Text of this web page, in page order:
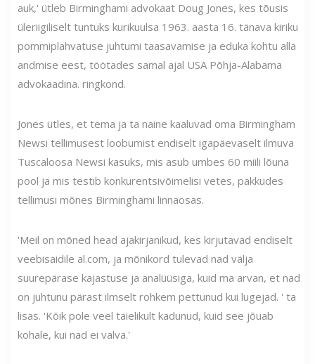
auk,' ütleb Birminghami advokaat Doug Jones, kes tõusis
üleriigiliselt tuntuks kurikuulsa 1963. aasta 16. tänava kiriku
pommiplahvatuse juhtumi taasavamise ja eduka kohtu alla
andmise eest, töötades samal ajal USA Põhja-Alabama
advokaadina. ringkond.
Jones ütles, et tema ja ta naine kaaluvad oma Birmingham
Newsi tellimusest loobumist endiselt igapäevaselt ilmuva
Tuscaloosa Newsi kasuks, mis asub umbes 60 miili lõuna
pool ja mis testib konkurentsivõimelisi vetes, pakkudes
tellimusi mõnes Birminghami linnaosas.
'Meil on mõned head ajakirjanikud, kes kirjutavad endiselt
veebisaidile al.com, ja mõnikord tulevad nad välja
suurepärase kajastuse ja analüüsiga, kuid ma arvan, et nad
on juhtunu pärast ilmselt rohkem pettunud kui lugejad. ' ta
lisas. 'Kõik pole veel täielikult kadunud, kuid see jõuab
kohale, kui nad ei valva.'